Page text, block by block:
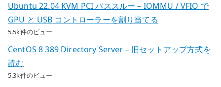
Ubuntu 22.04 KVM PCI パススルー – IOMMU / VFIO で
GPU と USB コントローラーを割り当てる
5.5k件のビュー
CentOS 8 389 Directory Server – 旧セットアップ方式を
読む
5.3k件のビュー